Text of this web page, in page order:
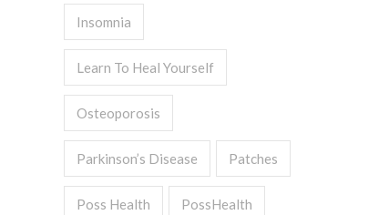
Insomnia
Learn To Heal Yourself
Osteoporosis
Parkinson’s Disease Patches
Poss Health PossHealth